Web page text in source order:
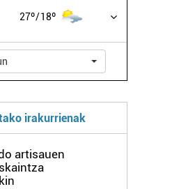
eta hirugarrenen cookie-
Zure esperientzia eta
onartuz gero, teknologia hori
ematen diguzu.
27º 18º
irakurrienak
artisauen